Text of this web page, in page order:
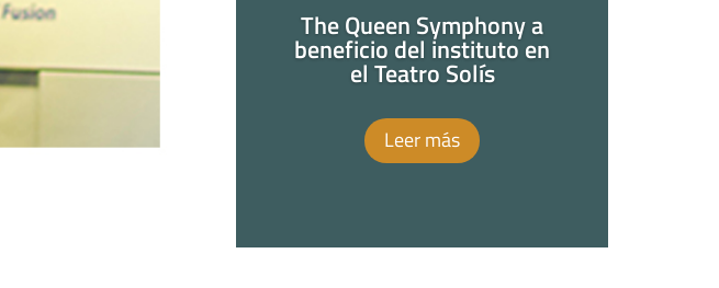
The Queen Symphony a
beneficio del instituto en
el Teatro Solís
Leer más